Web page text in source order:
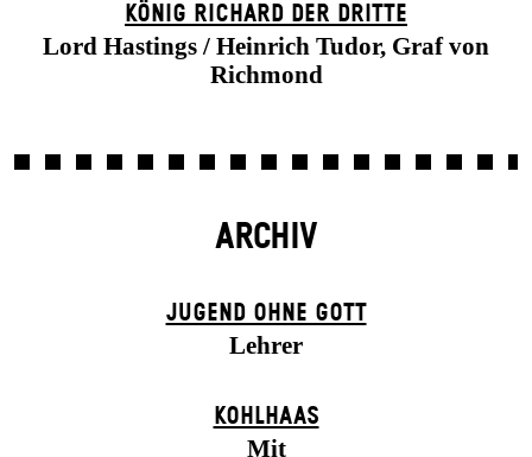
KÖNIG RICHARD DER DRITTE
Lord Hastings / Heinrich Tudor, Graf von
Richmond
ARCHIV
JUGEND OHNE GOTT
Lehrer
KOHLHAAS
Mit